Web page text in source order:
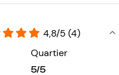
4,8/5 (4)
Quartier
5/5